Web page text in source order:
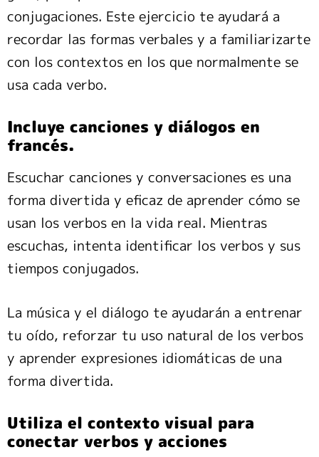
conjugaciones. Este ejercicio te ayudará a
recordar las formas verbales y a familiarizarte
con los contextos en los que normalmente se
usa cada verbo.
Incluye canciones y diálogos en
francés.
Escuchar canciones y conversaciones es una
forma divertida y eficaz de aprender cómo se
usan los verbos en la vida real. Mientras
escuchas, intenta identificar los verbos y sus
tiempos conjugados.
La música y el diálogo te ayudarán a entrenar
tu oído, reforzar tu uso natural de los verbos
y aprender expresiones idiomáticas de una
forma divertida.
Utiliza el contexto visual para
conectar verbos y acciones